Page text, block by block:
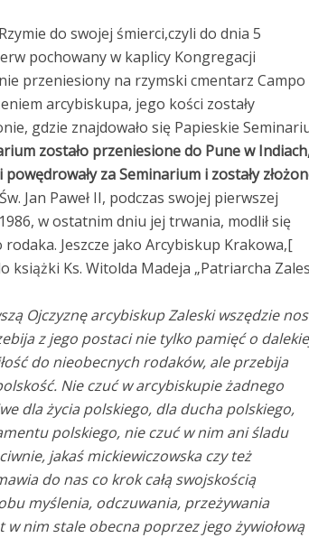
do swojej śmierci,czyli do dnia 5
pochowany w kaplicy Kongregacji
przeniesiony na rzymski cmentarz Campo
arcybiskupa, jego kości zostały
gdzie znajdowało się Papieskie
zostało przeniesione do Pune w
za Seminarium i zostały
Św. Jan Paweł II, podczas swojej pierwszej
w ostatnim dniu jej trwania, modlił się
Jeszcze jako Arcybiskup Krakowa,[
książki Ks. Witolda Madeja „Patriarcha
Ojczyznę arcybiskup Zaleski wszędzie
z jego postaci nie tylko pamięć o
do nieobecnych rodaków, ale przebija
Nie czuć w arcybiskupie żadnego
dla życia polskiego, dla ducha polskiego,
polskiego, nie czuć w nim ani śladu
jakaś mickiewiczowska czy też
do nas co krok całą swojskością
myślenia, odczuwania, przeżywania
w nim stale obecna poprzez jego żywiołową